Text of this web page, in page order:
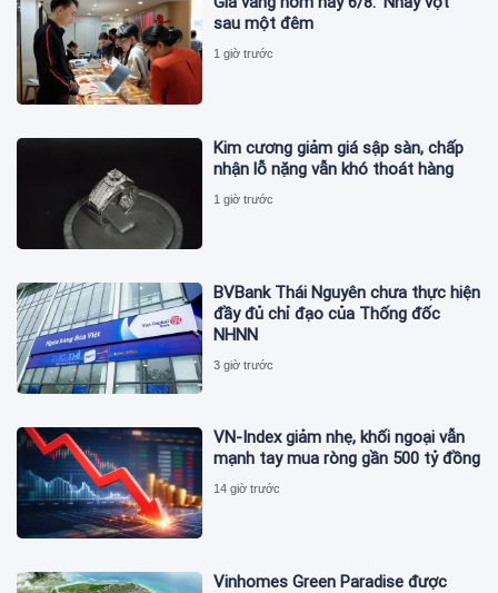
sau một đêm
1 giờ trước
Kim cương giảm giá sập sàn, chấp
nhận lỗ nặng vẫn khó thoát hàng
1 giờ trước
BVBank Thái Nguyên chưa thực hiện
đầy đủ chỉ đạo của Thống đốc
NHNN
3 giờ trước
VN-Index giảm nhẹ, khối ngoại vẫn
mạnh tay mua ròng gần 500 tỷ đồng
14 giờ trước
Vinhomes Green Paradise được